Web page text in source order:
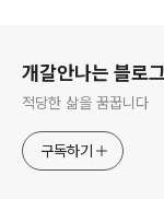
개갈안나는 블로그
적당한 삶을 꿈꿉니다
구독하기